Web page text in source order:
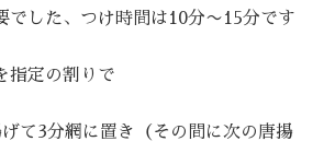
でした、つけ時間は10分〜15分です
指定の割りで
て3分網に置き（その間に次の唐揚